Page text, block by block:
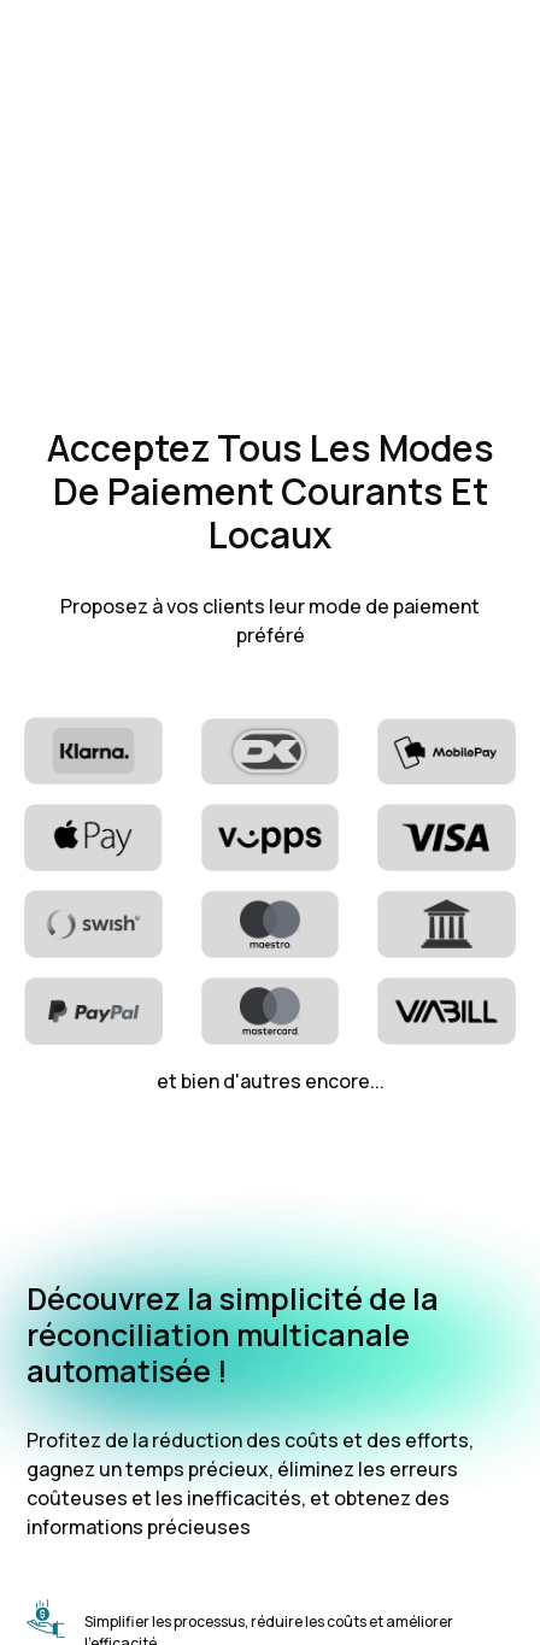
Acceptez Tous Les Modes
De Paiement Courants Et
Locaux
Proposez à vos clients leur mode de paiement
préféré
et bien d'autres encore...
Découvrez la simplicité de la
réconciliation multicanale
automatisée !
Profitez de la réduction des coûts et des efforts,
gagnez un temps précieux, éliminez les erreurs
coûteuses et les inefficacités, et obtenez des
informations précieuses
Simplifier les processus, réduire les coûts et améliorer